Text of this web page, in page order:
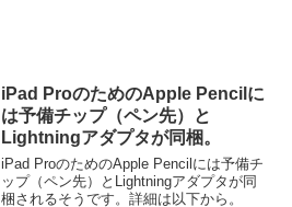
iPad ProのためのApple Pencilに
は予備チップ（ペン先）と
Lightningアダプタが同梱。
iPad ProのためのApple Pencilには予備チ
ップ（ペン先）とLightningアダプタが同
梱されるそうです。詳細は以下から。